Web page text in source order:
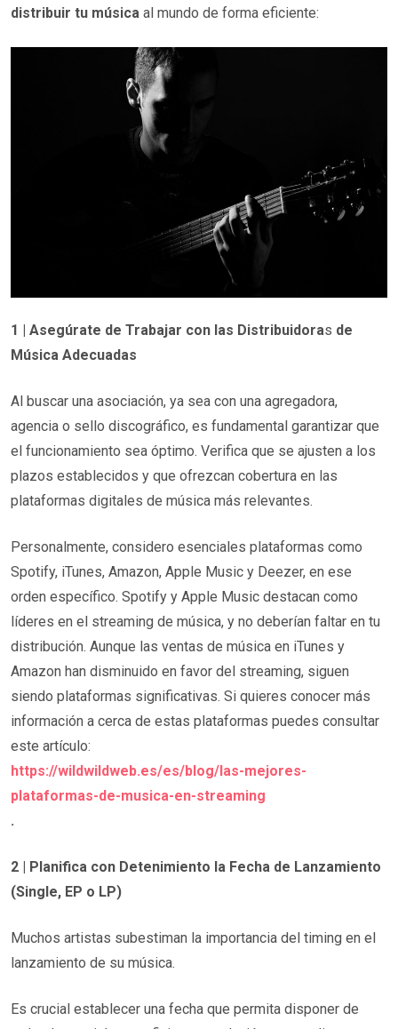
distribuir tu música al mundo de forma eficiente:
1 | Asegúrate de Trabajar con las Distribuidoras de
Música Adecuadas
Al buscar una asociación, ya sea con una agregadora,
agencia o sello discográfico, es fundamental garantizar que
el funcionamiento sea óptimo. Verifica que se ajusten a los
plazos establecidos y que ofrezcan cobertura en las
plataformas digitales de música más relevantes.
Personalmente, considero esenciales plataformas como
Spotify, iTunes, Amazon, Apple Music y Deezer, en ese
orden específico. Spotify y Apple Music destacan como
líderes en el streaming de música, y no deberían faltar en tu
distribución. Aunque las ventas de música en iTunes y
Amazon han disminuido en favor del streaming, siguen
siendo plataformas significativas. Si quieres conocer más
información a cerca de estas plataformas puedes consultar
este artículo:
https://wildwildweb.es/es/blog/las-mejores-
plataformas-de-musica-en-streaming
.
2 | Planifica con Detenimiento la Fecha de Lanzamiento
(Single, EP o LP)
Muchos artistas subestiman la importancia del timing en el
lanzamiento de su música.
Es crucial establecer una fecha que permita disponer de